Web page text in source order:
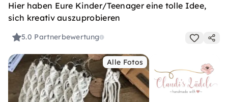
Hier haben Eure Kinder/Teenager eine tolle Idee,
sich kreativ auszuprobieren
5.0 Partnerbewertung
Alle Fotos